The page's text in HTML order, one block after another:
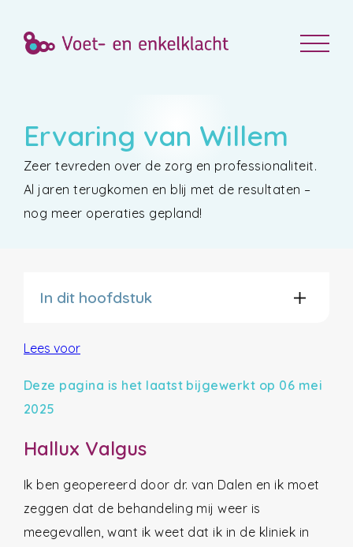
Ervaring van Willem
Zeer tevreden over de zorg en professionaliteit.
Al jaren terugkomen en blij met de resultaten –
nog meer operaties gepland!
In dit hoofdstuk
Lees voor
Deze pagina is het laatst bijgewerkt op 06 mei
2025
Hallux Valgus
Ik ben geopereerd door dr. van Dalen en ik moet
zeggen dat de behandeling mij weer is
meegevallen, want ik weet dat ik in de kliniek in